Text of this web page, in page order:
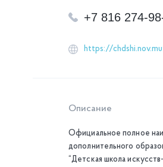
+7 816 274-
https://
Описание
Официальное полное
дополнительного
“Детская школа